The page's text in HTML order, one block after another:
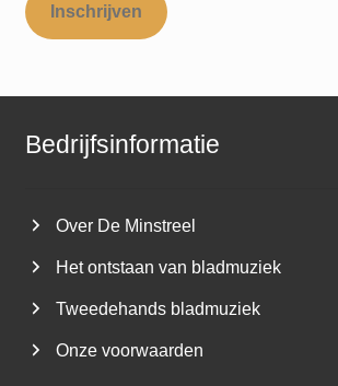
Inschrijven
Bedrijfsinformatie
Over De Minstreel
Het ontstaan van bladmuziek
Tweedehands bladmuziek
Onze voorwaarden